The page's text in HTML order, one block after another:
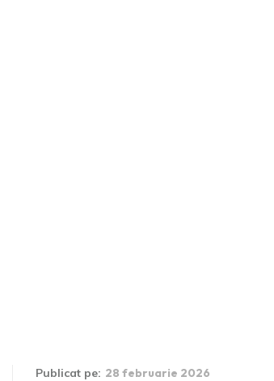
Publicat pe: 28 februarie 2026